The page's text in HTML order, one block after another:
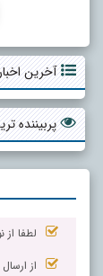
آخرین
پربیننده
لطفا
از